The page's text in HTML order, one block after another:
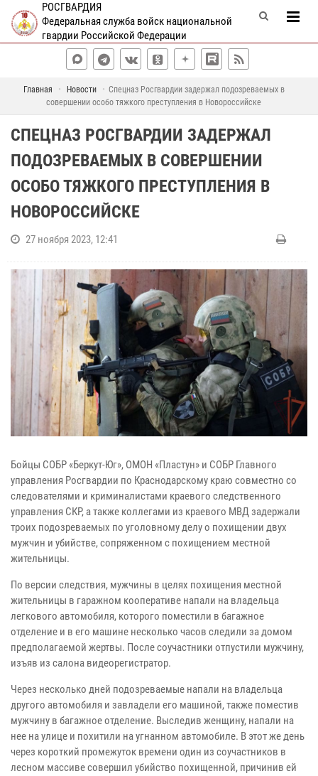
РОСГВАРДИЯ
Федеральная служба войск национальной
гвардии Российской Федерации
Главная Новости
Спецназ Росгвардии задержал подозреваемых в
совершении особо тяжкого преступления в Новороссийске
СПЕЦНАЗ РОСГВАРДИИ ЗАДЕРЖАЛ
ПОДОЗРЕВАЕМЫХ В СОВЕРШЕНИИ
ОСОБО ТЯЖКОГО ПРЕСТУПЛЕНИЯ В
НОВОРОССИЙСКЕ
27 ноября 2023, 12:41
Бойцы СОБР «Беркут-Юг», ОМОН «Пластун» и СОБР Главного
управления Росгвардии по Краснодарскому краю совместно со
следователями и криминалистами краевого следственного
управления СКР, а также коллегами из краевого МВД задержали
троих подозреваемых по уголовному делу о похищении двух
мужчин и убийстве, сопряженном с похищением местной
жительницы.
По версии следствия, мужчины в целях похищения местной
жительницы в гаражном кооперативе напали на владельца
легкового автомобиля, которого поместили в багажное
отделение и в его машине несколько часов следили за домом
предполагаемой жертвы. После соучастники отпустили мужчину,
изъяв из салона видеорегистратор.
Через несколько дней подозреваемые напали на владельца
другого автомобиля и завладели его машиной, также поместив
мужчину в багажное отделение. Выследив женщину, напали на
нее на улице и похитили на угнанном автомобиле. В этот же день
через короткий промежуток времени один из соучастников в
лесном массиве совершил убийство похищенной, причинив ей